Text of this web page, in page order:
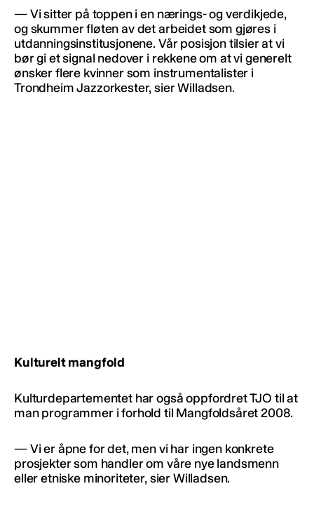
— Vi sitter på toppen i en nærings- og verdikjede,
og skummer fløten av det arbeidet som gjøres i
utdanningsinstitusjonene. Vår posisjon tilsier at vi
bør gi et signal nedover i rekkene om at vi generelt
ønsker flere kvinner som instrumentalister i
Trondheim Jazzorkester, sier Willadsen.
Kulturelt mangfold
Kulturdepartementet har også oppfordret TJO til at
man programmer i forhold til Mangfoldsåret 2008.
— Vi er åpne for det, men vi har ingen konkrete
prosjekter som handler om våre nye landsmenn
eller etniske minoriteter, sier Willadsen.